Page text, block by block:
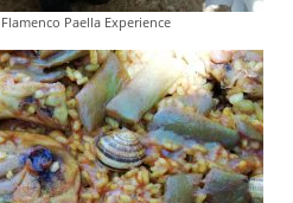
Flamenco Paella Experience